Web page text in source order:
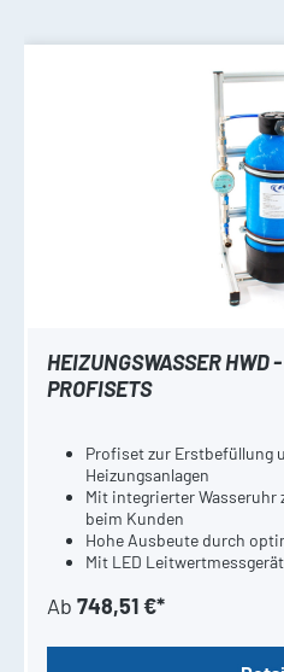
HEIZUNGSWASSER HWD
PROFISETS
Profiset zur Erstbefüllung
Heizungsanlagen
Mit integrierter Wasseruhr
beim Kunden
Hohe Ausbeute durch
Mit LED
Ab 748,51 €*